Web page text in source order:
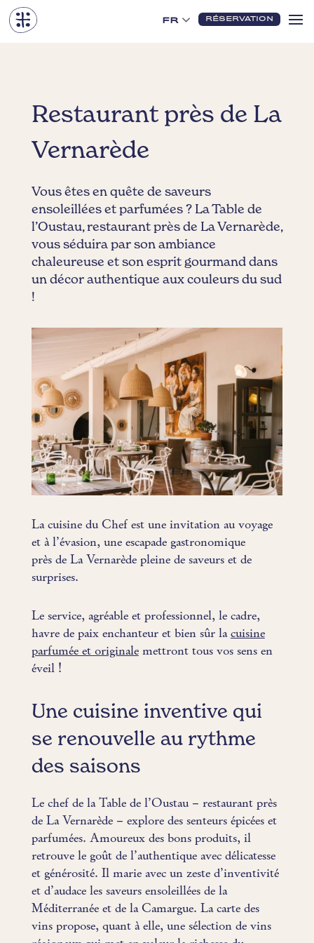
FR RÉSERVATION
Restaurant près de La
Vernarède
Vous êtes en quête de saveurs
ensoleillées et parfumées ? La Table de
l’Oustau, restaurant près de La Vernarède,
vous séduira par son ambiance
chaleureuse et son esprit gourmand dans
un décor authentique aux couleurs du sud
!
La cuisine du Chef est une invitation au voyage
et à l’évasion, une escapade gastronomique
près de La Vernarède pleine de saveurs et de
surprises.
Le service, agréable et professionnel, le cadre,
havre de paix enchanteur et bien sûr lacuisine
parfumée et originalemettront tous vos sens en
éveil !
Une cuisine inventive qui
se renouvelle au rythme
des saisons
Le chef de la Table de l’Oustau – restaurant près
de La Vernarède – explore des senteurs épicées et
parfumées. Amoureux des bons produits, il
retrouve le goût de l’authentique avec délicatesse
et générosité. Il marie avec un zeste d’inventivité
et d’audace les saveurs ensoleillées de la
Méditerranée et de la Camargue. La carte des
vins propose, quant à elle, une sélection de vins